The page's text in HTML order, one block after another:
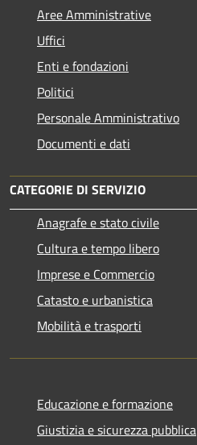
Aree Amministrative
Uffici
Enti e fondazioni
Politici
Personale Amministrativo
Documenti e dati
CATEGORIE DI SERVIZIO
Anagrafe e stato civile
Cultura e tempo libero
Imprese e Commercio
Catasto e urbanistica
Mobilità e trasporti
Educazione e formazione
Giustizia e sicurezza pubblica